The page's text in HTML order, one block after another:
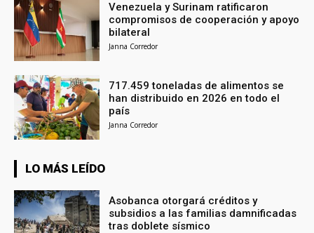
Venezuela y Surinam ratificaron
compromisos de cooperación y apoyo
bilateral
Janna Corredor
717.459 toneladas de alimentos se
han distribuido en 2026 en todo el
país
Janna Corredor
LO MÁS LEÍDO
Asobanca otorgará créditos y
subsidios a las familias damnificadas
tras doblete sísmico